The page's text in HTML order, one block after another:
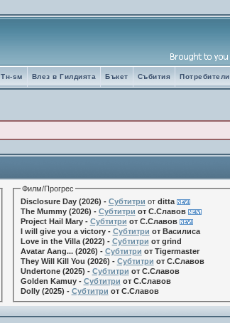
Потребители
Събития
Бъкет
Влез в Гилдията
Tн-sм
Филм/Прогрес
Disclosure Day (2026) - Субтитри от ditta
The Mummy (2026) - Субтитри от С.Славов
Project Hail Mary - Субтитри от С.Славов
I will give you a victory - Субтитри от Василиса
Love in the Villa (2022) - Субтитри от grind
Avatar Aang... (2026) - Субтитри от Tigermaster
They Will Kill You (2026) - Субтитри от С.Славов
Undertone (2025) - Субтитри от С.Славов
Golden Kamuy - Субтитри от С.Славов
Dolly (2025) - Субтитри от С.Славов